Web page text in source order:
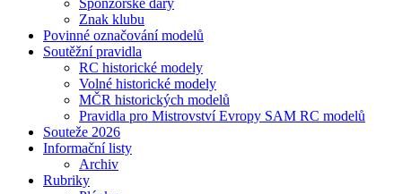
Sponzorské dary
Znak klubu
Povinné označování modelů
Soutěžní pravidla
RC historické modely
Volné historické modely
MČR historických modelů
Pravidla pro Mistrovství Evropy SAM RC modelů
Souteže 2026
Informační listy
Archiv
Rubriky